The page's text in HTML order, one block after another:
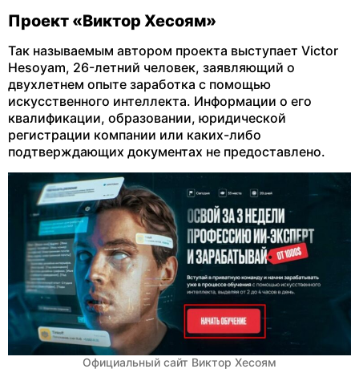
Проект «Виктор Хесоям»
Так называемым автором проекта выступает Victor
Hesoyam, 26-летний человек, заявляющий о
двухлетнем опыте заработка с помощью
искусственного интеллекта. Информации о его
квалификации, образовании, юридической
регистрации компании или каких-либо
подтверждающих документах не предоставлено.
Официальный сайт Виктор Хесоям